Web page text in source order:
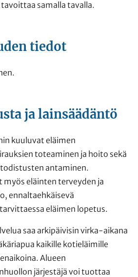
samalla tavalla.
tiedot
ja lainsäädäntö
kuuluvat eläimen
toteaminen ja hoito sekä
antaminen.
myös eläinten terveyden ja
ennaltaehkäisevä
eläimen lopetus.
saa arkipäivisin virka-aikana
kaikille kotieläimille
Alueen
järjestäjä voi tuottaa